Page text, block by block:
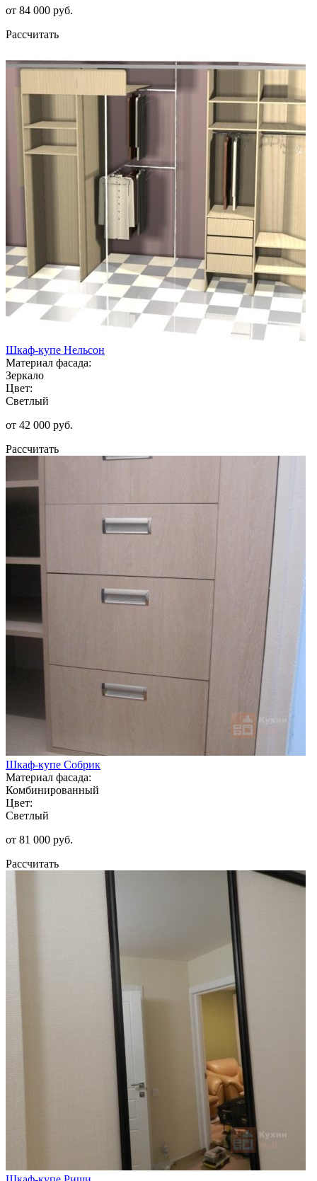
от 84 000 руб.
Рассчитать
Шкаф-купе Нельсон
Материал фасада:
Зеркало
Цвет:
Светлый
от 42 000 руб.
Рассчитать
Шкаф-купе Собрик
Материал фасада:
Комбинированный
Цвет:
Светлый
от 81 000 руб.
Рассчитать